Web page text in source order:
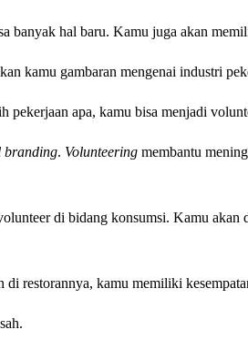
banyak hal baru. Kamu juga akan
kamu gambaran mengenai industri
apa, kamu bisa menjadi
branding. Volunteering membantu
di bidang konsumsi. Kamu akan
di restorannya, kamu memiliki